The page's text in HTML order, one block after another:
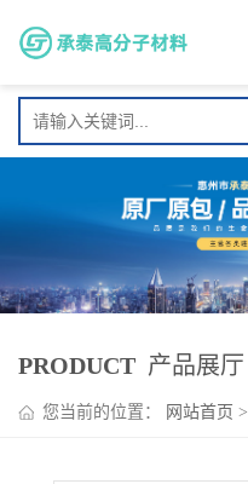
PRODUCT 产品展厅
您当前的位置： 网站首页 >